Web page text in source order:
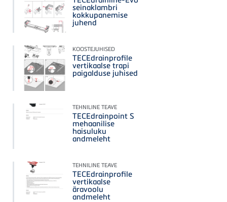
seinaklambri
kokkupanemise
juhend
KOOSTEJUHISED
TECEdrainprofile
vertikaalse trapi
paigalduse juhised
TEHNILINE TEAVE
TECEdrainpoint S
mehaanilise
haisuluku
andmeleht
TEHNILINE TEAVE
TECEdrainprofile
vertikaalse
äravoolu
andmeleht